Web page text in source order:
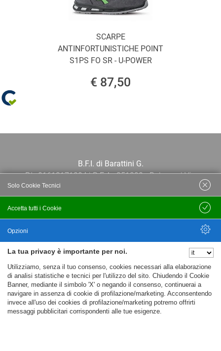
SCARPE
ANTINFORTUNISTICHE POINT
S1PS FO SR - U-POWER
€ 87,50
B.F.I. di Barattini G.
P.I.: 01613171204 | R.E.A.: 351290 - Bologna | Via
Po 13E, 40139, Bologna | Telefono: 051
444638 | Email: bfi@bfi.bo.it
Privacy policy
Cookie policy
La tua privacy è importante per noi.
Utilizziamo, senza il tuo consenso, cookies necessari alla elaborazione
di analisi statistiche e tecnici per l'utilizzo del sito. Chiudendo il Cookie
Banner, mediante il simbolo 'X' o negando il consenso, continuerai a
navigare in assenza di cookie di profilazione/marketing. Acconsentendo
invece all'uso dei cookies di profilazione/marketing potremo offrirti
messaggi pubblicitari corrispondenti alle tue esigenze.
Accetta tutti i Cookie
Solo Cookie Tecnici
Salva
Opzioni
Nascondi Opzioni